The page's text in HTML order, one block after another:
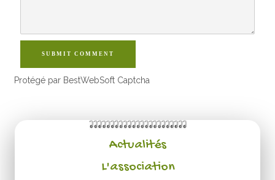
SUBMIT COMMENT
Protégé par BestWebSoft Captcha
Actualités
L'association